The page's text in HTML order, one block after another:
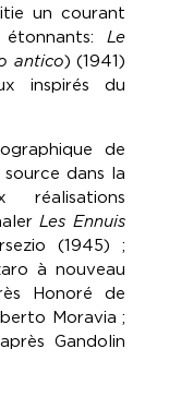
un courant
Le
antico) (1941)
inspirés du
de
source dans la
Les Ennuis
(1945) ;
à nouveau
Honoré de
Moravia ;
Gandolin